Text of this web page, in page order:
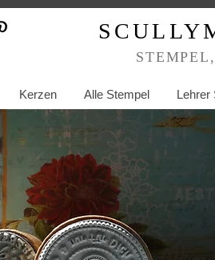
Kerzen Alle Stempel Lehrer